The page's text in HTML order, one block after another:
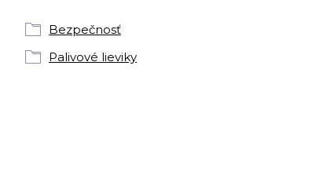
Bezpečnosť
Palivové lieviky